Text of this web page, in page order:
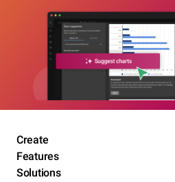
Create
Features
Solutions